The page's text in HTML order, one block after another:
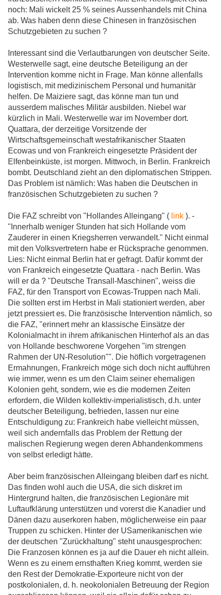
noch: Mali wickelt 25 % seines Aussenhandels mit China
ab. Was haben denn diese Chinesen in französischen
Schutzgebieten zu suchen ?
Interessant sind die Verlautbarungen von deutscher Seite.
Westerwelle sagt, eine deutsche Beteiligung an der
Intervention komme nicht in Frage. Man könne allenfalls
logistisch, mit medizinischem Personal und humanitär
helfen. De Maiziere sagt, das könne man tun und
ausserdem malisches Militär ausbilden. Niebel war
kürzlich in Mali. Westerwelle war im November dort.
Quattara, der derzeitige Vorsitzende der
Wirtschaftsgemeinschaft westafrikanischer Staaten
Ecowas und von Frankreich eingesetzte Präsident der
Elfenbeinküste, ist morgen. Mittwoch, in Berlin. Frankreich
bombt. Deutschland zieht an den diplomatischen Strippen.
Das Problem ist nämlich: Was haben die Deutschen in
französischen Schutzgebieten zu suchen ?
Die FAZ schreibt von "Hollandes Alleingang" ( link ). -
"Innerhalb weniger Stunden hat sich Hollande vom
Zauderer in einen Kriegsherren verwandelt." Nicht einmal
mit den Volksvertretern habe er Rücksprache genommen.
Lies: Nicht einmal Berlin hat er gefragt. Dafür kommt der
von Frankreich eingesetzte Quattara - nach Berlin. Was
will er da ? "Deutsche Transall-Maschinen", weiss die
FAZ, für den Transport von Ecowas-Truppen nach Mali.
Die sollten erst im Herbst in Mali stationiert werden, aber
jetzt pressiert es. Die französische Intervention nämlich, so
die FAZ, "erinnert mehr an klassische Einsätze der
Kolonialmacht in ihrem afrikanischen Hinterhof als an das
von Hollande beschworene Vorgehen "im strengen
Rahmen der UN-Resolution"". Die höflich vorgetragenen
Ermahnungen, Frankreich möge sich doch nicht aufführen
wie immer, wenn es um den Claim seiner ehemaligen
Kolonien geht, sondern, wie es die modernen Zeiten
erfordern, die Wilden kollektiv-imperialistisch, d.h. unter
deutscher Beteiligung, befrieden, lassen nur eine
Entschuldigung zu: Frankreich habe vielleicht müssen,
weil sich andernfalls das Problem der Rettung der
malischen Regierung wegen deren Abhandenkommens
von selbst erledigt hätte.
Aber beim französischen Alleingang bleiben darf es nicht.
Das finden wohl auch die USA, die sich diskret im
Hintergrund halten, die französischen Legionäre mit
Luftaufklärung unterstützen und vorerst die Kanadier und
Dänen dazu auserkoren haben, möglicherweise ein paar
Truppen zu schicken. Hinter der USamerikanischen wie
der deutschen "Zurückhaltung" steht unausgesprochen:
Die Franzosen können es ja auf die Dauer eh nicht allein.
Wenn es zu einem ernsthaften Krieg kommt, werden sie
den Rest der Demokratie-Exporteure nicht von der
postkolonialen, d. h. neokolonialen Betreuung der Region